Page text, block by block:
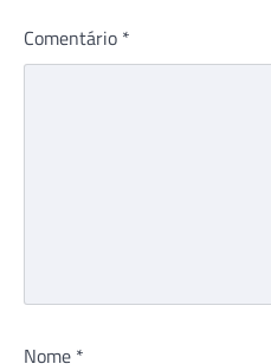
Comentário *
Nome *